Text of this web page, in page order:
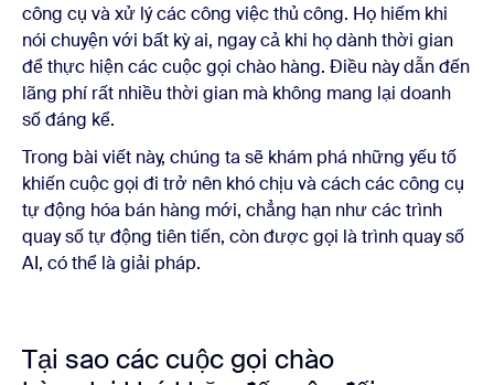
công cụ và xử lý các công việc thủ công. Họ hiếm khi
nói chuyện với bất kỳ ai, ngay cả khi họ dành thời gian
để thực hiện các cuộc gọi chào hàng. Điều này dẫn đến
lãng phí rất nhiều thời gian mà không mang lại doanh
số đáng kể.
Trong bài viết này, chúng ta sẽ khám phá những yếu tố
khiến cuộc gọi đi trở nên khó chịu và cách các công cụ
tự động hóa bán hàng mới, chẳng hạn như các trình
quay số tự động tiên tiến, còn được gọi là trình quay số
AI, có thể là giải pháp.
Tại sao các cuộc gọi chào